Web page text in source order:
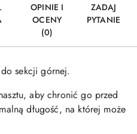
OPINIE I
OCENY
(0)
ZADAJ
PYTANIE
sekcji górnej.
aby chronić go przed
długość, na której może